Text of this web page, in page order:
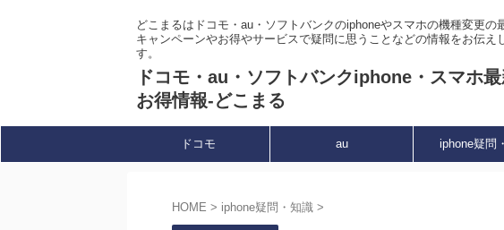
どこまるはドコモ・au・ソフトバンクのiphoneやスマホの機種変更の
キャンペーンやお得やサービスで疑問に思うことなどの情報をお伝え
す。
ドコモ・au・ソフトバンクiphone・スマホ最
お得情報-どこまる
ドコモ au iphone疑問
HOME > iphone疑問・知識 >